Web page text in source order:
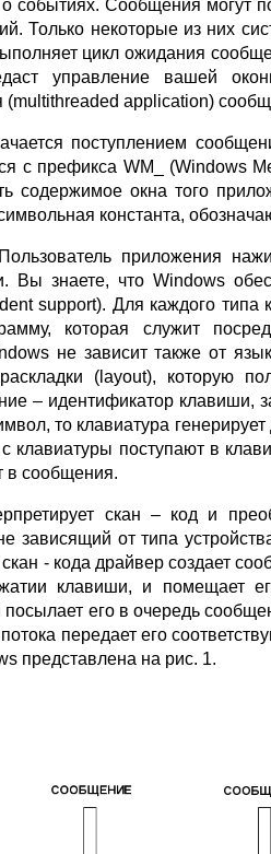
событиях. Сообщения могут
Только некоторые из них
цикл ожидания
управление вашей
(multithreaded application)
поступлением
с префикса WM_ (Windows
содержимое окна того
константа,
приложения
Вы знаете, что Windows
support). Для каждого
которая служит
не зависит также от
раскладки (layout), которую
– идентификатор клавиши,
то клавиатура
клавиатуры поступают в
в сообщения.
скан – код и
зависящий от типа
- кода драйвер создает
клавиши, и помещает
его в очередь
передает его
представлена на рис. 1.